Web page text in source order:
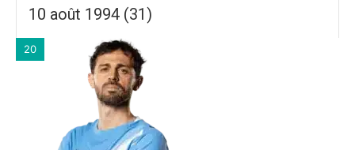
10 août 1994 (31)
20